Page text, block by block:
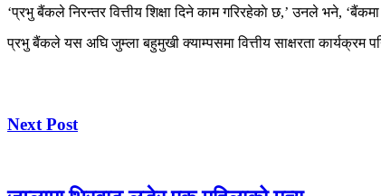
‘प्रभु बैंकले निरन्तर वित्तीय शिक्षा दिने काम गरिरहेकाे छ,’ उनले भने,
प्रभु बैंकले यस अघि जुम्ला बहुमुखी क्याम्पसमा वित्तीय साक्षरता कार्यक्रम
Next Post